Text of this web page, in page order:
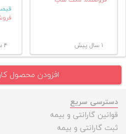
۱ سال پیش ۴ سال پیش
افزودن محصول
دسترسی سریع
قوانین گارانتی و بیمه
ثبت گارانتی و بیمه